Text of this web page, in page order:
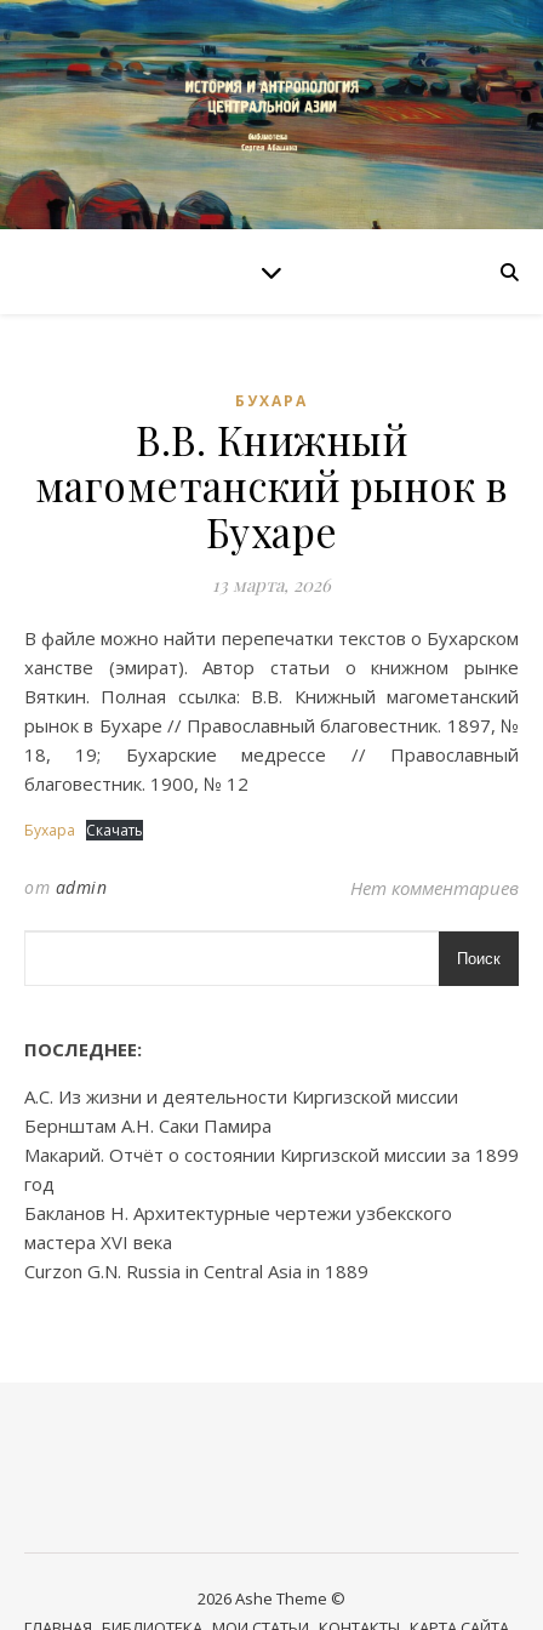
БУХАРА
В.В. Книжный
магометанский рынок в
Бухаре
13 марта, 2026
В файле можно найти перепечатки текстов о Бухарском
ханстве (эмират). Автор статьи о книжном рынке
Вяткин. Полная ссылка: В.В. Книжный магометанский
рынок в Бухаре // Православный благовестник. 1897, №
18, 19; Бухарские медрессе // Православный
благовестник. 1900, № 12
Бухара Скачать
от admin Нет комментариев
Поиск
ПОСЛЕДНЕЕ:
А.С. Из жизни и деятельности Киргизской миссии
Бернштам А.Н. Саки Памира
Макарий. Отчёт о состоянии Киргизской миссии за 1899
год
Бакланов Н. Архитектурные чертежи узбекского
мастера XVI века
Curzon G.N. Russia in Central Asia in 1889
2026 Ashe Theme ©